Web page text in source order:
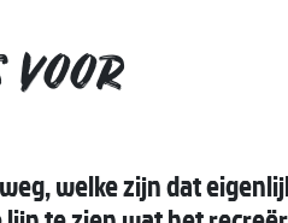
welke zijn dat